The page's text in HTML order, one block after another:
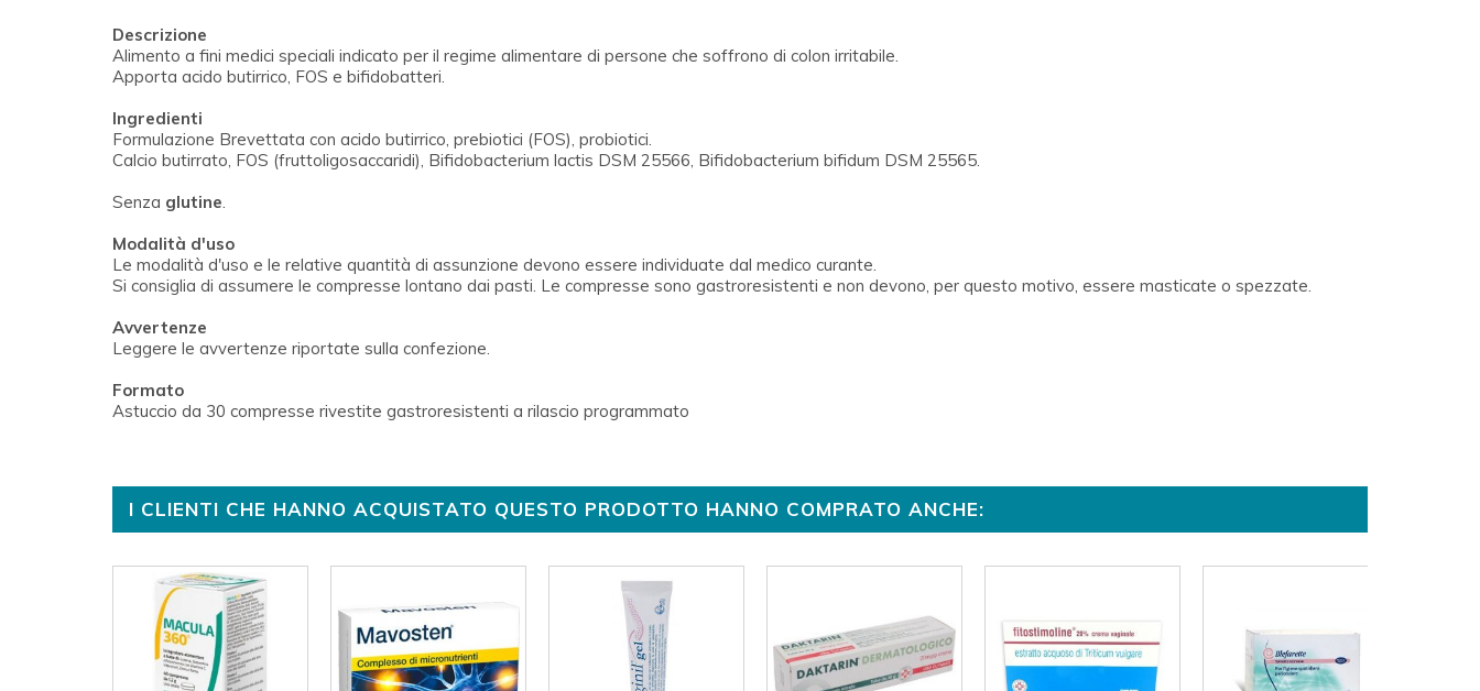
Descrizione
Alimento a fini medici speciali indicato per il regime alimentare di persone che soffrono di colon irritabile.
Apporta acido butirrico, FOS e bifidobatteri.
Ingredienti
Formulazione Brevettata con acido butirrico, prebiotici (FOS), probiotici.
Calcio butirrato, FOS (fruttoligosaccaridi), Bifidobacterium lactis DSM 25566, Bifidobacterium bifidum DSM 25565.
Senza glutine.
Modalità d'uso
Le modalità d'uso e le relative quantità di assunzione devono essere individuate dal medico curante.
Si consiglia di assumere le compresse lontano dai pasti. Le compresse sono gastroresistenti e non devono, per questo motivo, essere masticate o spezzate.
Avvertenze
Leggere le avvertenze riportate sulla confezione.
Formato
Astuccio da 30 compresse rivestite gastroresistenti a rilascio programmato
I CLIENTI CHE HANNO ACQUISTATO QUESTO PRODOTTO HANNO COMPRATO ANCHE: